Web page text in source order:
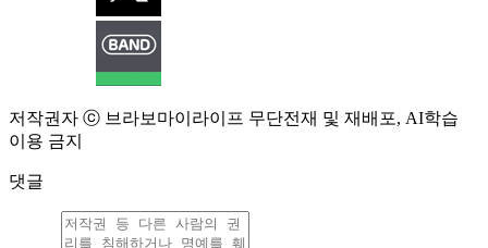
저작권자 ⓒ 브라보마이라이프 무단전재 및 재배포, AI학습
이용 금지
댓글